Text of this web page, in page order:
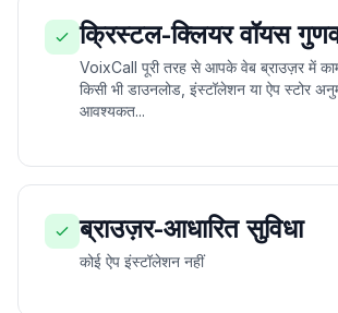
क्रिस्टल-क्लियर वॉयस
VoixCall पूरी तरह से आपके वेब ब्राउज़र में
किसी भी डाउनलोड, इंस्टॉलेशन या ऐप स्टोर
आवश्यकत...
ब्राउज़र-आधारित सुविधा
कोई ऐप इंस्टॉलेशन नहीं